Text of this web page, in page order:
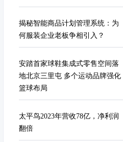
揭秘智能商品计划管理系统：为
何服装企业老板争相引入？
安踏首家球鞋集成式零售空间落
地北京三里屯 多个运动品牌强化
篮球布局
太平鸟2023年营收78亿，净利润
翻倍